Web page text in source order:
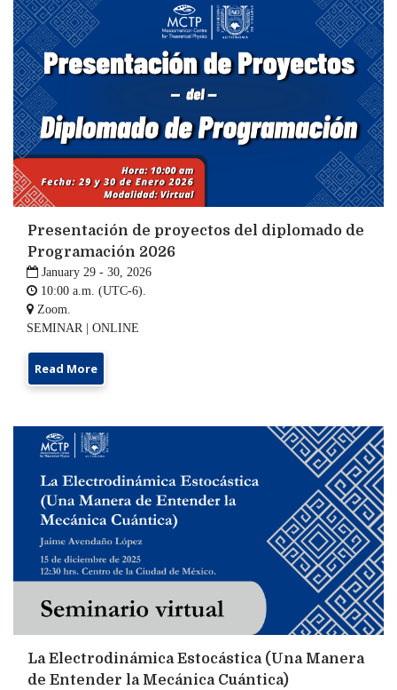
Presentación de proyectos del diplomado de
Programación 2026
 January 29 - 30, 2026
 10:00 a.m. (UTC-6).
 Zoom.
SEMINAR | ONLINE
Read More
La Electrodinámica Estocástica (Una Manera
de Entender la Mecánica Cuántica)